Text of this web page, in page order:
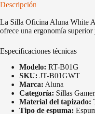
Descripción
La Silla Oficina Aluna White
ofrece una ergonomía superior
Especificaciones técnicas
Modelo: RT-B01G
SKU: JT-B01GWT
Marca: Aluna
Categoría: Sillas Gamer
Material del tapizado:
Tipo de espuma: